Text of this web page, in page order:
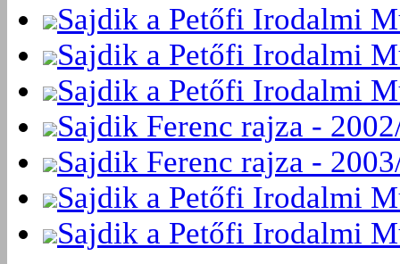
Sajdik a Petőfi Irodalmi
Sajdik a Petőfi Irodalmi
Sajdik a Petőfi Irodalmi
Sajdik Ferenc rajza -
Sajdik Ferenc rajza -
Sajdik a Petőfi Irodalmi
Sajdik a Petőfi Irodalmi